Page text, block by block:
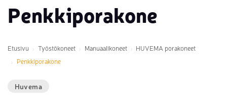
Penkkiporakone
Etusivu Työstökoneet Manuaalikoneet
HUVEMA porakoneet
Penkkiporakone
Huvema